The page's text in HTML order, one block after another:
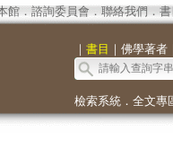
館． 諮詢委員會． 聯絡我們 ．
｜ 書目 ｜ 佛學著者｜
檢索系統． 全文專